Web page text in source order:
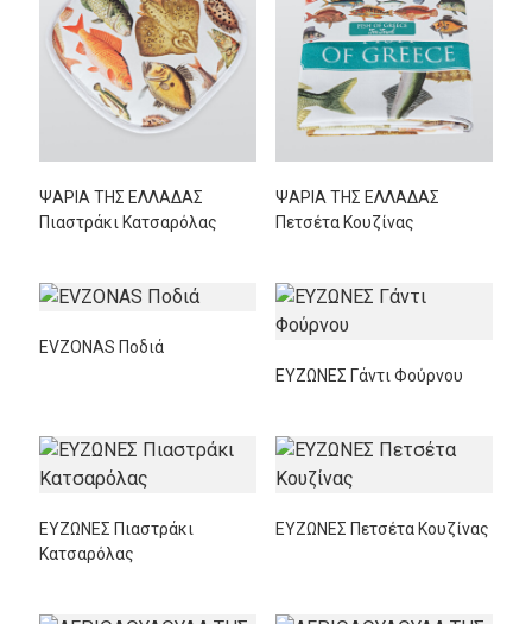
ΨΑΡΙΑ ΤΗΣ ΕΛΛΑΔΑΣ
Πιαστράκι Κατσαρόλας
ΨΑΡΙΑ ΤΗΣ ΕΛΛΑΔΑΣ
Πετσέτα Κουζίνας
EVZONAS Ποδιά
ΕΥΖΩΝΕΣ Γάντι Φούρνου
ΕΥΖΩΝΕΣ Πιαστράκι
Κατσαρόλας
ΕΥΖΩΝΕΣ Πετσέτα Κουζίνας